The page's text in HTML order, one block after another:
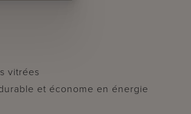
vitrées
et économe en énergie